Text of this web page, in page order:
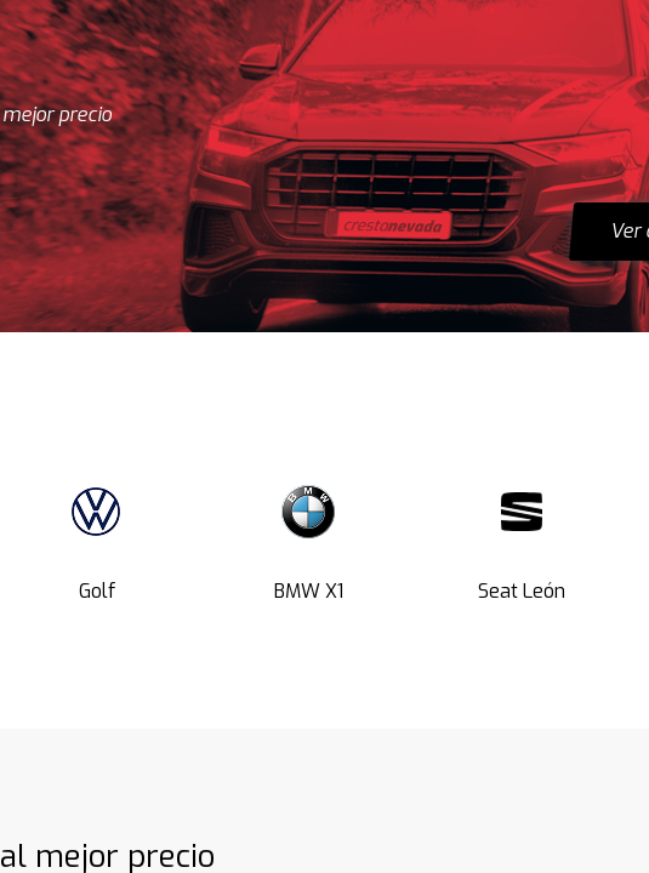
precio
Ver
Golf BMW X1 Seat León
mejor precio